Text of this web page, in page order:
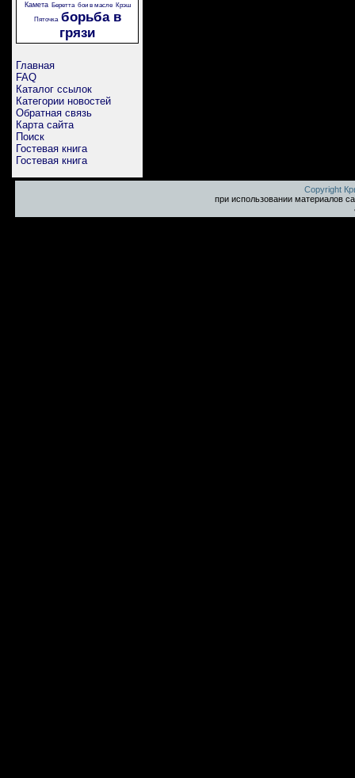
Камета Беретта бои в масле
Крэш
Пяточка борьба в
грязи
Главная
FAQ
Каталог ссылок
Категории новостей
Обратная связь
Карта сайта
Поиск
Гостевая книга
Гостевая книга
Copyright
при использовании материалов